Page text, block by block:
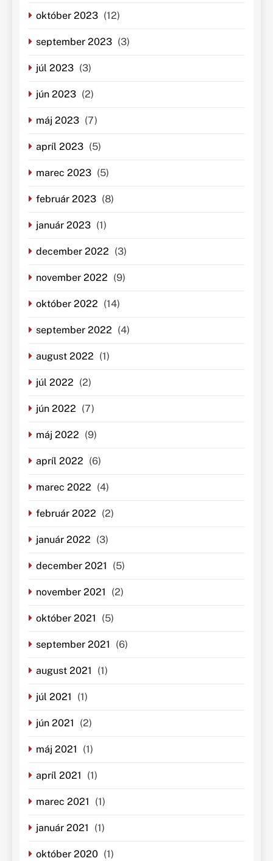
október 2023 (12)
september 2023 (3)
júl 2023 (3)
jún 2023 (2)
máj 2023 (7)
apríl 2023 (5)
marec 2023 (5)
február 2023 (8)
január 2023 (1)
december 2022 (3)
november 2022 (9)
október 2022 (14)
september 2022 (4)
august 2022 (1)
júl 2022 (2)
jún 2022 (7)
máj 2022 (9)
apríl 2022 (6)
marec 2022 (4)
február 2022 (2)
január 2022 (3)
december 2021 (5)
november 2021 (2)
október 2021 (5)
september 2021 (6)
august 2021 (1)
júl 2021 (1)
jún 2021 (2)
máj 2021 (1)
apríl 2021 (1)
marec 2021 (1)
január 2021 (1)
október 2020 (1)